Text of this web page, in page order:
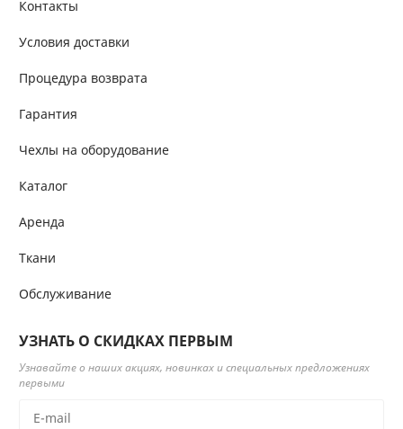
Контакты
Условия доставки
Процедура возврата
Гарантия
Чехлы на оборудование
Каталог
Аренда
Ткани
Обслуживание
УЗНАТЬ О СКИДКАХ ПЕРВЫМ
Узнавайте о наших акциях, новинках и специальных предложениях
первыми